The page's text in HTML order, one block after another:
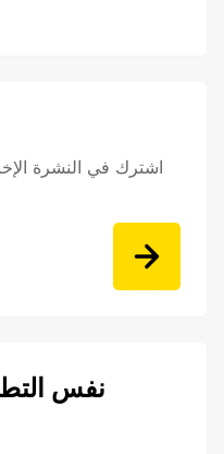
اشترك في النشرة
نفس